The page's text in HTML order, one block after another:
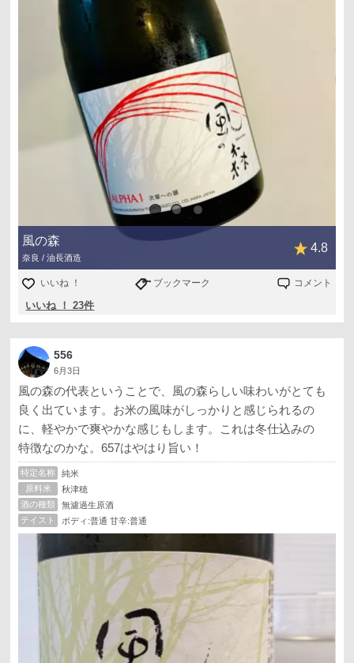
風の森
奈良 / 油長酒造
4.8
いいね ！ ブックマーク コメント
いいね ！ 23件
556
6月3日
風の森の代表ということで、風の森らしい味わいがとても
良く出ています。お米の風味がしっかりと感じられるの
に、軽やかで爽やかな感じもします。これは冬仕込みの゙
特徴なのかな。657はやはり旨い！
特定名称
純米
原料米
秋津穂
酒の種類
無濾過生原酒
テイスト
ボディ:普通 甘辛:普通